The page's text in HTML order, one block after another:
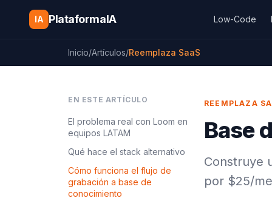
Saltar al contenido
IA PlataformaIA Low-Code
Inicio/Artículos/Reemplaza SaaS
EN ESTE ARTÍCULO
El problema real con Loom en
equipos LATAM
Qué hace el stack alternativo
Cómo funciona el flujo de
grabación a base de
conocimiento
REEMPLAZA
Base
Construye
por $25/